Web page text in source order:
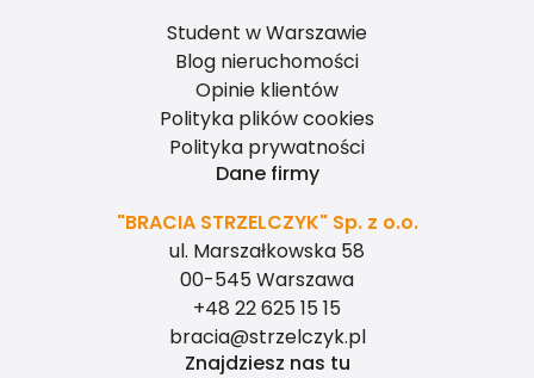
Student w Warszawie
Blog nieruchomości
Opinie klientów
Polityka plików cookies
Polityka prywatności
Dane firmy
"BRACIA STRZELCZYK" Sp. z o.o.
ul. Marszałkowska 58
00-545 Warszawa
+48 22 625 15 15
bracia@strzelczyk.pl
Znajdziesz nas tu